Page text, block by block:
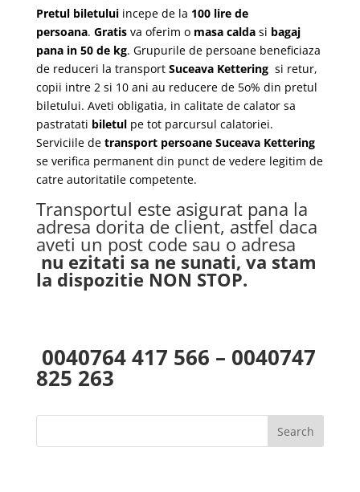
Pretul biletuluiincepe de la 100 lire de
persoana. Gratisva oferim o masa caldasi bagaj
pana in 50 de kg. Grupurile de persoane beneficiaza
de reduceri la transport Suceava Kettering si retur,
copii intre 2 si 10 ani au reducere de 5o% din pretul
biletului. Aveti obligatia, in calitate de calator sa
pastratati biletulpe tot parcursul calatoriei.
Serviciile de transport persoane Suceava Kettering
se verifica permanent din punct de vedere legitim de
catre autoritatile competente.
Transportul este asigurat pana la
adresa dorita de client, astfel daca
aveti un post code sau o adresa
nu ezitati sa ne sunati, va stam
la dispozitie NON STOP.
0040764 417 566 – 0040747
825 263